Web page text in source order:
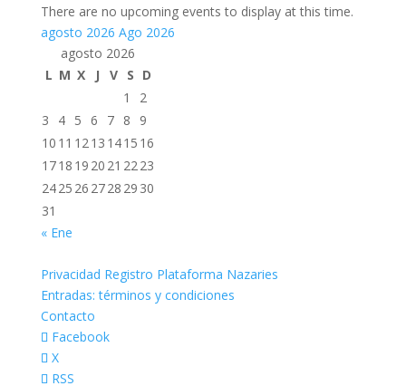
There are no upcoming events to display at this time.
agosto 2026 Ago 2026
agosto 2026
L M X J V S D
1
2
3
4 5 6 7 8
9
10 11 1213 1415 16
1718 19 20 21 2223
2425 26 2728 29 30
31
« Ene
Privacidad Registro Plataforma Nazaries
Entradas: términos y condiciones
Contacto
Facebook
X
RSS